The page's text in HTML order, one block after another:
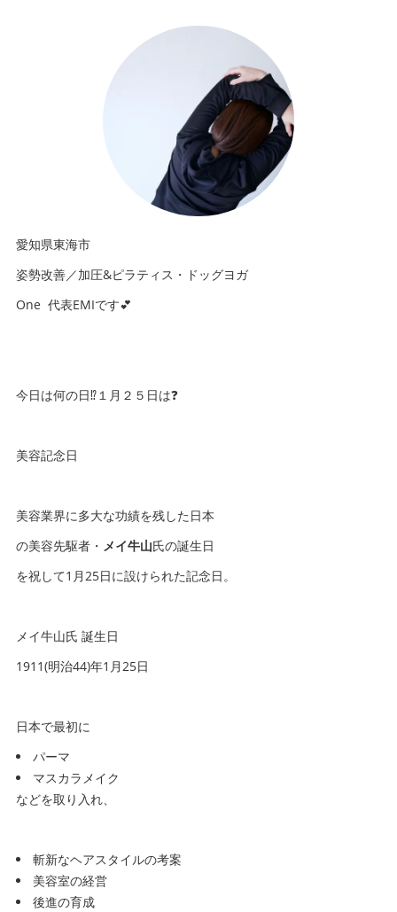
愛知県東海市
姿勢改善／加圧&ピラティス・ドッグヨガ
One 代表EMIです💕
今日は何の日⁉️１月２５日は❓
美容記念日
美容業界に多大な功績を残した日本
の美容先駆者・ メイ牛山氏の誕生日
を祝して1月25日に設けられた記念日。
メイ牛山氏 誕生日
1911(明治44)年1月25日
日本で最初に
パーマ
マスカラメイク
などを取り入れ、
斬新なヘアスタイルの考案
美容室の経営
後進の育成